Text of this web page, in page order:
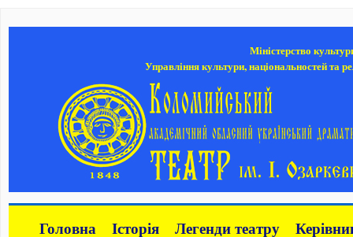
Міністерство
Управління культури, національностей та
Головна Історія Легенди театру